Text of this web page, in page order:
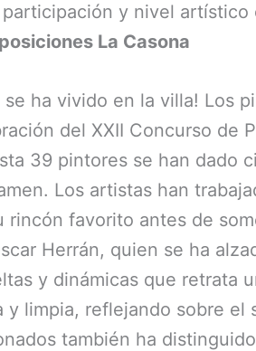
y nivel artístico
La Casona
ha vivido en la villa! Los
del XXII Concurso de
39 pintores se han dado
Los artistas han
favorito antes de
Herrán, quien se ha
y dinámicas que retrata
limpia, reflejando sobre
también ha